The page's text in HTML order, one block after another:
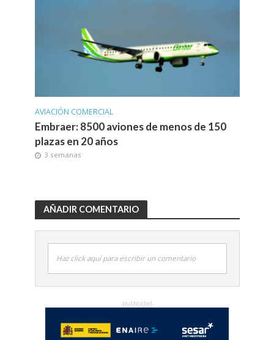
AVIACIÓN COMERCIAL
Embraer: 8500 aviones de menos de 150
plazas en 20 años
3 semanas
AÑADIR COMENTARIO
Haz click aquí para escribir un comentario